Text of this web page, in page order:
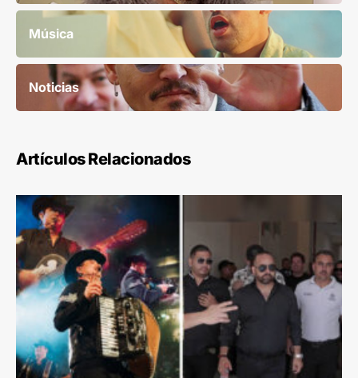
Música
Noticias
Artículos Relacionados